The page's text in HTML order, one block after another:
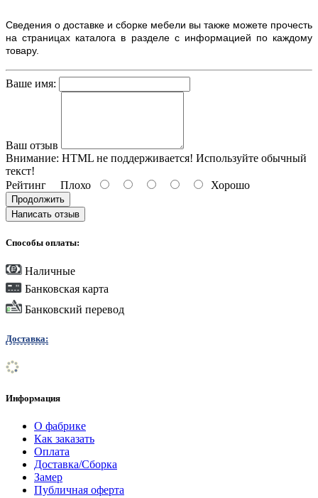
Сведения о доставке и сборке мебели вы также можете прочесть
на страницах каталога в разделе с информацией по каждому
товару.
Ваше имя:
Ваш отзыв
Внимание: HTML не поддерживается! Используйте обычный
текст!
Рейтинг Плохо Хорошо
Продолжить
Написать отзыв
Способы оплаты:
Наличные
Банковская карта
Банковский перевод
Доставка:
Информация
О фабрике
Как заказать
Оплата
Доставка/Сборка
Замер
Публичная оферта